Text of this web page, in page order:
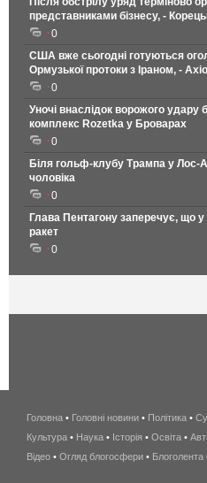
представниками бізнесу, -
0
США вже сьогодні готуються
Ормузької протоки з Іраном, -
0
Уночі внаслідок ворожого удару
комплекс Rozetka у Броварах
0
Біля гольф-клубу Трампа у Лос-
чоловіка
0
Глава Пентагону заперечує, що
ракет
0
Головна • Головні новини • Політика •
Культура • Наука • Історія • Освіта •
Відео • Огляд блогосфери • Блоголента